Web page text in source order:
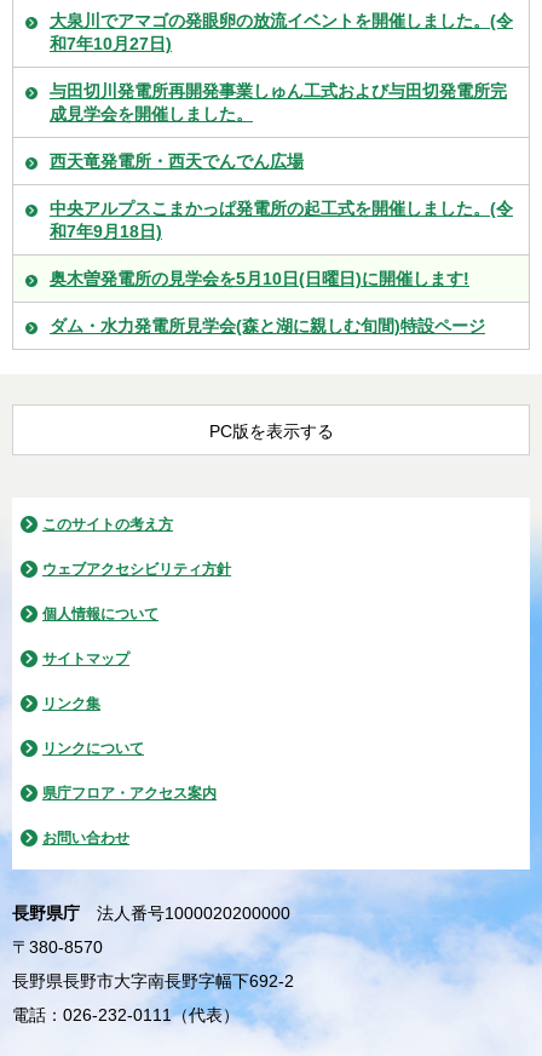
大泉川でアマゴの発眼卵の放流イベントを開催しました。(令
和7年10月27日)
与田切川発電所再開発事業しゅん工式および与田切発電所完
成見学会を開催しました。
西天竜発電所・西天でんでん広場
中央アルプスこまかっぱ発電所の起工式を開催しました。(令
和7年9月18日)
奥木曽発電所の見学会を5月10日(日曜日)に開催します!
ダム・水力発電所見学会(森と湖に親しむ旬間)特設ページ
PC版を表示する
このサイトの考え方
ウェブアクセシビリティ方針
個人情報について
サイトマップ
リンク集
リンクについて
県庁フロア・アクセス案内
お問い合わせ
長野県庁
法人番号1000020200000
〒380-8570
長野県長野市大字南長野字幅下692-2
電話：026-232-0111（代表）